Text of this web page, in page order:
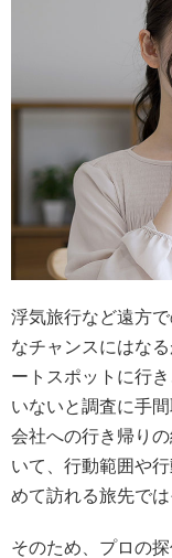
浮気旅行など遠方
なチャンスにはな
ートスポットに行
いないと調査に手
会社への行き帰り
いて、行動範囲や
めて訪れる旅先で
そのため、プロの